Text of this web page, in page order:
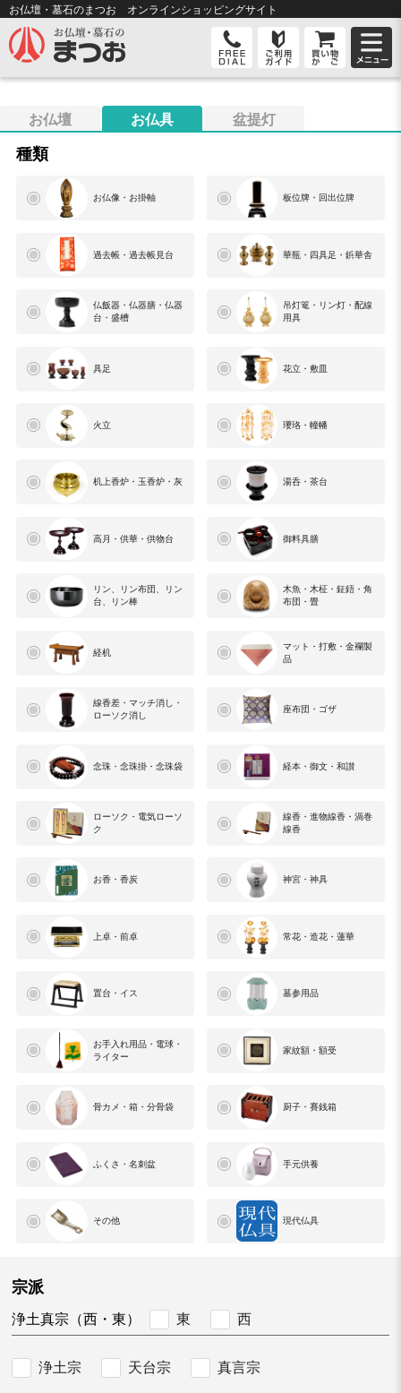
お仏壇・墓石のまつお オンラインショッピングサイト
お仏壇 お仏具 盆提灯
種類
お仏像・お掛軸 板位牌・回出位牌
過去帳・過去帳見台 華瓶・四具足・鋲華舎
仏飯器・仏器膳・仏器
台・盛槽
吊灯篭・リン灯・配線
用具
具足 花立・敷皿
火立 瓔珞・幢幡
机上香炉・玉香炉・灰 湯呑・茶台
高月・供華・供物台 御料具膳
リン、リン布団、リン
台、リン棒
木魚・木柾・鉦鋙・角
布団・畳
経机
マット・打敷・金襴製
品
線香差・マッチ消し・
ローソク消し
座布団・ゴザ
念珠・念珠掛・念珠袋 経本・御文・和讃
ローソク・電気ローソ
ク
線香・進物線香・渦巻
線香
お香・香炭 神宮・神具
上卓・前卓 常花・造花・蓮華
置台・イス 墓参用品
お手入れ用品・電球・
ライター
家紋額・額受
骨カメ・箱・分骨袋 厨子・賽銭箱
ふくさ・名刺盆 手元供養
その他 現代仏具
宗派
浄土真宗（西・東） 東 西
浄土宗 天台宗 真言宗